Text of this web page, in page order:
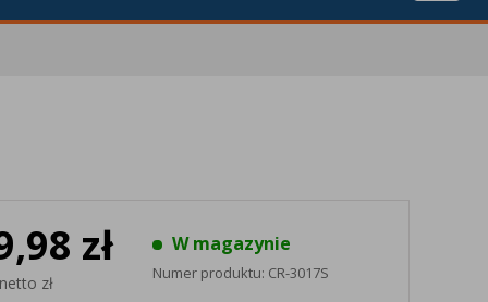
zł
zł
W magazynie
Numer produktu: CR-3017S